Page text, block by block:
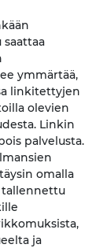
ymmärtää,
linkitettyjen
olevien
Linkin
palvelusta.
omalla
tallennettu
ja